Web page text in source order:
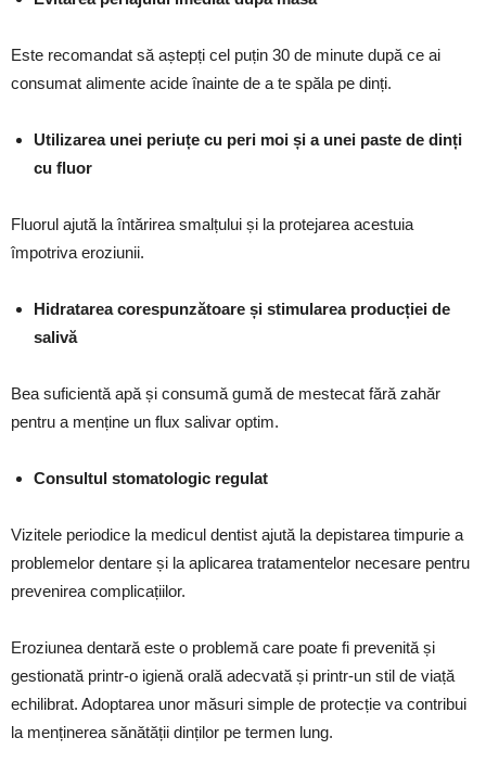
Este recomandat să aștepți cel puțin 30 de minute după ce ai
consumat alimente acide înainte de a te spăla pe dinți.
Utilizarea unei periuțe cu peri moi și a unei paste de dinți
cu fluor
Fluorul ajută la întărirea smalțului și la protejarea acestuia
împotriva eroziunii.
Hidratarea corespunzătoare și stimularea producției de
salivă
Bea suficientă apă și consumă gumă de mestecat fără zahăr
pentru a menține un flux salivar optim.
Consultul stomatologic regulat
Vizitele periodice la medicul dentist ajută la depistarea timpurie a
problemelor dentare și la aplicarea tratamentelor necesare pentru
prevenirea complicațiilor.
Eroziunea dentară este o problemă care poate fi prevenită și
gestionată printr-o igienă orală adecvată și printr-un stil de viață
echilibrat. Adoptarea unor măsuri simple de protecție va contribui
la menținerea sănătății dinților pe termen lung.